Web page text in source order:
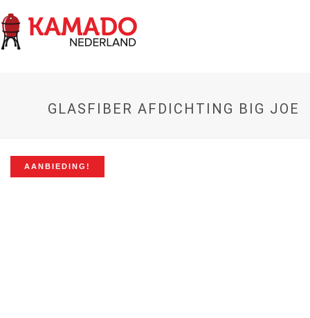
GLASFIBER AFDICHTING BIG JOE
AANBIEDING!